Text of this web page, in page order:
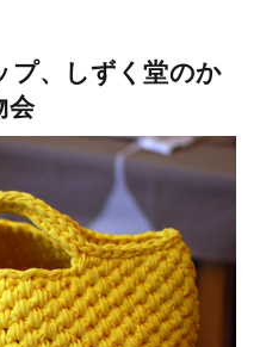
プ、しずく堂のか
会